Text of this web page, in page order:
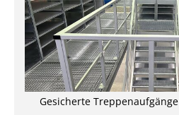
Gesicherte